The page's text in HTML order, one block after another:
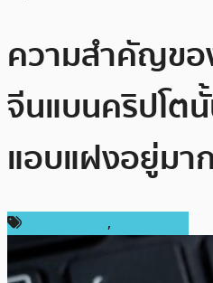
ความสำคัญขอ
จีนแบนคริปโต
แอบแฝงอยู่มา
,